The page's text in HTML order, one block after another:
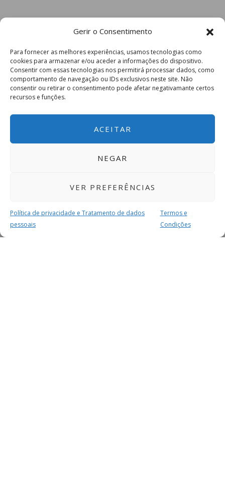
Gerir o Consentimento
Para fornecer as melhores experiências, usamos tecnologias como
cookies para armazenar e/ou aceder a informações do dispositivo.
Consentir com essas tecnologias nos permitirá processar dados, como
comportamento de navegação ou IDs exclusivos neste site. Não
consentir ou retirar o consentimento pode afetar negativamante certos
recursos e funções.
ACEITAR
NEGAR
VER PREFERÊNCIAS
Política de privacidade e Tratamento de dados
pessoais
Termos e
Condições